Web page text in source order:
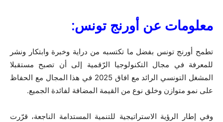
معلومات عن أورنج تونس:
تطمح أورنج تونس بفضل ما تكتسبه من دراية وخبرة وابتكار ونشر
للمعرفة في مجال التكنولوجيا الرّقمية إلى أن تصبح مستقبلا
المشغل التونسي الرائد مع افاق 2025 في هذا المجال مع الحفاظ
على نمو متوازن وخلق نوع من القيمة المضافة لفائدة الجميع.
وفي إطار الرؤية الاستراتيجية للتنمية المستدامة الناجعة، قرّرت